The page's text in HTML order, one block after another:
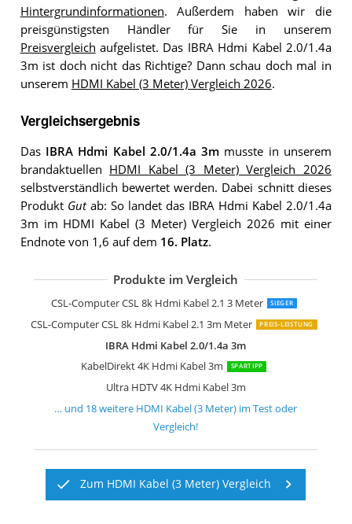
Hintergrundinformationen. Außerdem haben wir die
preisgünstigsten Händler für Sie in unserem
Preisvergleich aufgelistet. Das IBRA Hdmi Kabel 2.0/1.4a
3m ist doch nicht das Richtige? Dann schau doch mal in
unserem HDMI Kabel (3 Meter) Vergleich 2026.
Vergleichsergebnis
Das IBRA Hdmi Kabel 2.0/1.4a 3m musste in unserem
brandaktuellen HDMI Kabel (3 Meter) Vergleich 2026
selbstverständlich bewertet werden. Dabei schnitt dieses
Produkt Gutab: So landet das IBRA Hdmi Kabel 2.0/1.4a
3m im HDMI Kabel (3 Meter) Vergleich 2026 mit einer
Endnote von 1,6 auf dem 16. Platz.
Produkte im Vergleich
CSL-Computer CSL 8k Hdmi Kabel 2.1 3 Meter SIEGER
CSL-Computer CSL 8k Hdmi Kabel 2.1 3m Meter PREIS-LEISTUNG
IBRA Hdmi Kabel 2.0/1.4a 3m
KabelDirekt 4K Hdmi Kabel 3m
SPARTIPP
Ultra HDTV 4K Hdmi Kabel 3m
KabelDirekt 8K 4K Hdmi Kabel HDMI
KabelDirekt 4K Hdmi Kabel 3m Pro
8K Hdmi Kabel 2.1
3m 8K Hdmi Kabel 2.1
UGREEN 8k Hdmi Kabel 2.1
Ultra HD 4k@60Hz Hdmi Kabel 1.4a /
Toptrend 4K Hdmi Kabel 3,63m
ConnBull 8K 4K Hdmi 120Hz Kabel
deleyCON 3m Hdmi Kabel Hdmi 2.0
Syncwire Hdmi Kabel SW-HD075 3m
AmazonBasics Geflochtenes HDMI-
3M 8K Hdmi Kable 2.1-8K@60Hz
Hama High Speed HDMI-Kabel 3m
Hama HDMI-Kabel 3m
… und 18weitere HDMI Kabel (3 Meter) im Test oder
Vergleich!
Zum HDMI Kabel (3 Meter) Vergleich